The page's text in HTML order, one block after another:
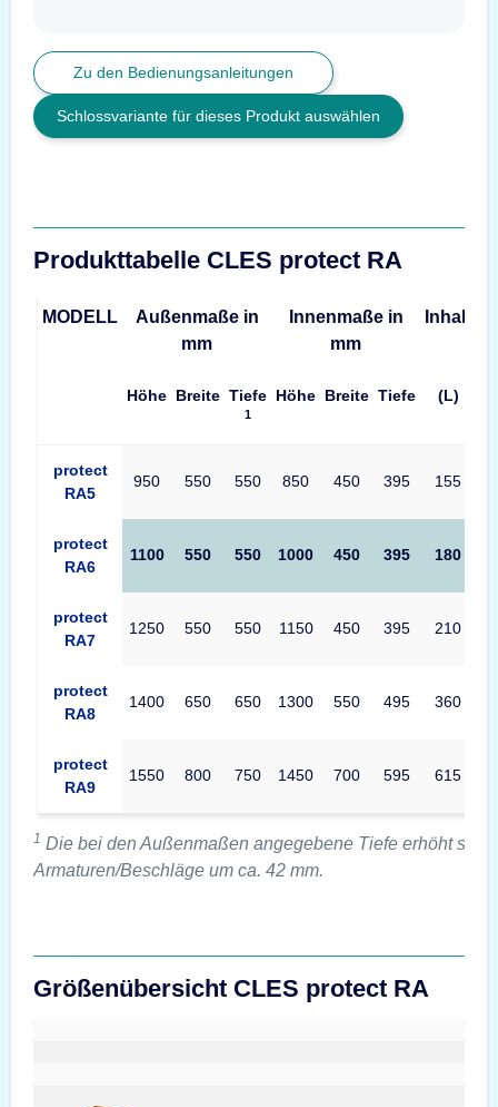
Zu den Bedienungsanleitungen
Schlossvariante für dieses Produkt auswählen
Produkttabelle CLES protect RA
MODELL
Außenmaße in
mm
Innenmaße in
mm
Inhalt
Höhe Breite Tiefe
1
Höhe Breite Tiefe (L)
protect
RA5
950 550 550 850 450 395 155
protect
RA6
1100 550 550 1000 450 395 180
protect
RA7
1250 550 550 1150 450 395 210
protect
RA8
1400 650 650 1300 550 495 360
protect
RA9
1550 800 750 1450 700 595 615
1 Die bei den Außenmaßen angegebene Tiefe erhöht sich
Armaturen/Beschläge um ca. 42 mm.
Größenübersicht CLES protect RA